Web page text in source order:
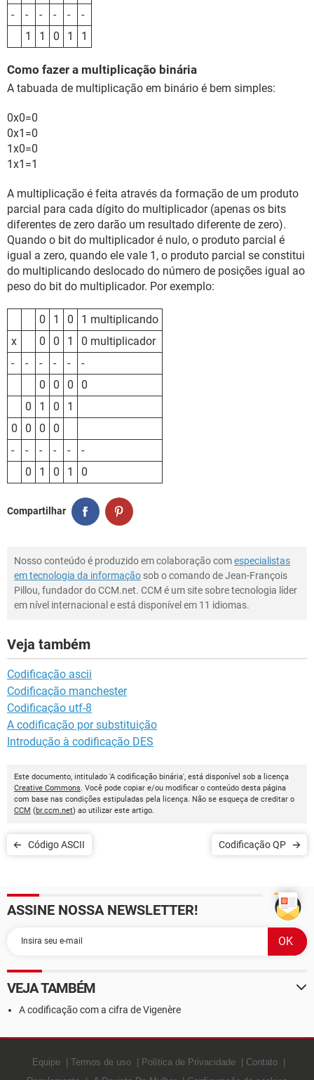
-
- - - -
-
1
1 0 1 1
Como fazer a multiplicação binária
A tabuada de multiplicação em binário é bem simples:
0x0=0
0x1=0
1x0=0
1x1=1
A multiplicação é feita através da formação de um produto
parcial para cada dígito do multiplicador (apenas os bits
diferentes de zero darão um resultado diferente de zero).
Quando o bit do multiplicador é nulo, o produto parcial é
igual a zero, quando ele vale 1, o produto parcial se constitui
do multiplicando deslocado do número de posições igual ao
peso do bit do multiplicador. Por exemplo:
0 1 0
1 multiplicando
x
0 0 1
0 multiplicador
-
- - - -
-
0
0 0
0
0
1 0
1
0
0 0
0
-
- - - -
-
0
1 0 1 0
Compartilhar
Nosso conteúdo é produzido em colaboração comespecialistas
em tecnologia da informação sob o comando de Jean-François
Pillou, fundador do CCM.net. CCM é um site sobre tecnologia líder
em nível internacional e está disponível em 11 idiomas.
Veja também
Codificação ascii
Codificação manchester
Codificação utf-8
A codificação por substituição
Introdução à codificação DES
Este documento, intitulado 'A codificação binária', está disponível sob a licença
Creative Commons . Você pode copiar e/ou modificar o conteúdo desta página
com base nas condições estipuladas pela licença. Não se esqueça de creditar o
CCM (br.ccm.net) ao utilizar este artigo.
Código ASCII Codificação QP
ASSINE NOSSA NEWSLETTER!
VEJA TAMBÉM
A codificação com a cifra de Vigenère
Equipe Termos de uso Política de Privacidade
Contato